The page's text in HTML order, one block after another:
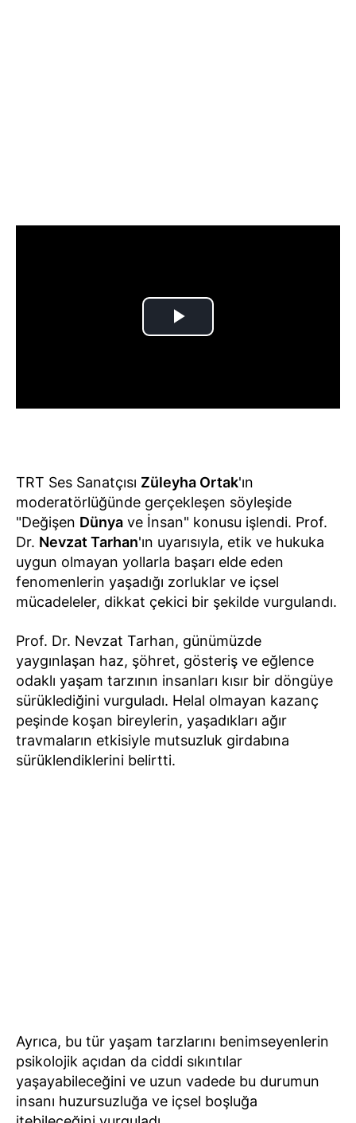
TRT Ses Sanatçısı Züleyha Ortak'ın
moderatörlüğünde gerçekleşen söyleşide
"Değişen Dünya ve İnsan" konusu işlendi. Prof.
Dr. Nevzat Tarhan'ın uyarısıyla, etik ve hukuka
uygun olmayan yollarla başarı elde eden
fenomenlerin yaşadığı zorluklar ve içsel
mücadeleler, dikkat çekici bir şekilde vurgulandı.
Prof. Dr. Nevzat Tarhan, günümüzde
yaygınlaşan haz, şöhret, gösteriş ve eğlence
odaklı yaşam tarzının insanları kısır bir döngüye
sürüklediğini vurguladı. Helal olmayan kazanç
peşinde koşan bireylerin, yaşadıkları ağır
travmaların etkisiyle mutsuzluk girdabına
sürüklendiklerini belirtti.
Ayrıca, bu tür yaşam tarzlarını benimseyenlerin
psikolojik açıdan da ciddi sıkıntılar
yaşayabileceğini ve uzun vadede bu durumun
insanı huzursuzluğa ve içsel boşluğa